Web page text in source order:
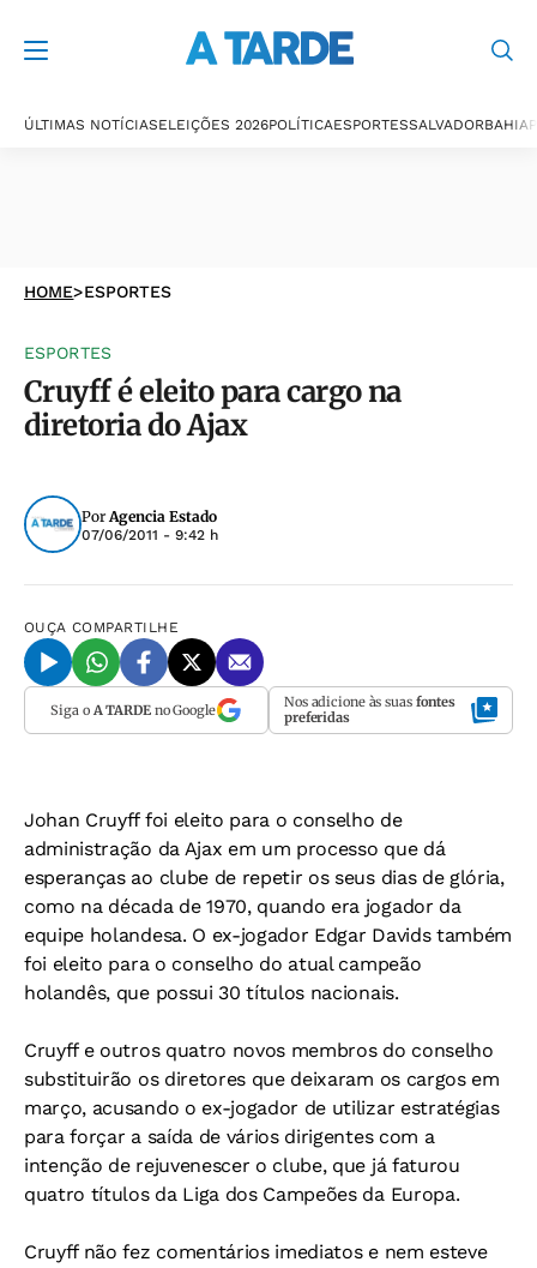
ÚLTIMAS NOTÍCIASELEIÇÕES 2026POLÍTICAESPORTESSALVADORBAHIA
HOME>ESPORTES
ESPORTES
Cruyff é eleito para cargo na
diretoria do Ajax
PorAgencia Estado
07/06/2011 - 9:42 h
OUÇA COMPARTILHE
Siga o A TARDEno Google Nos adicione às suas fontes
preferidas
Johan Cruyff foi eleito para o conselho de
administração da Ajax em um processo que dá
esperanças ao clube de repetir os seus dias de glória,
como na década de 1970, quando era jogador da
equipe holandesa. O ex-jogador Edgar Davids também
foi eleito para o conselho do atual campeão
holandês, que possui 30 títulos nacionais.
Cruyff e outros quatro novos membros do conselho
substituirão os diretores que deixaram os cargos em
março, acusando o ex-jogador de utilizar estratégias
para forçar a saída de vários dirigentes com a
intenção de rejuvenescer o clube, que já faturou
quatro títulos da Liga dos Campeões da Europa.
Cruyff não fez comentários imediatos e nem esteve